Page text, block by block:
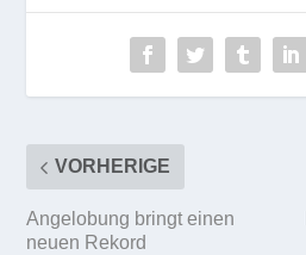
VORHERIGE
Angelobung bringt einen
neuen Rekord